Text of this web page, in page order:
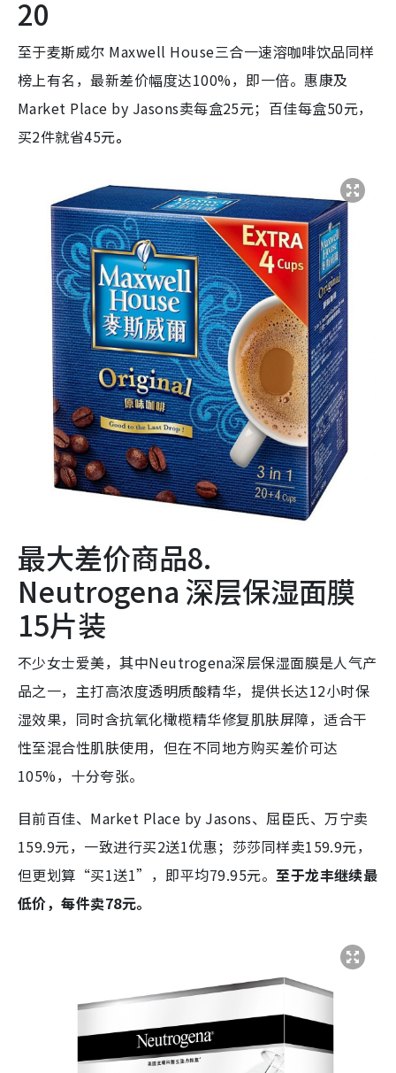
20
至于麦斯威尔 Maxwell House三合一速溶咖啡饮品同样
榜上有名，最新差价幅度达100%，即一倍。惠康及
Market Place by Jasons卖每盒25元；百佳每盒50元，
买2件就省45元。
最大差价商品8.
Neutrogena 深层保湿面膜
15片装
不少女士爱美，其中Neutrogena深层保湿面膜是人气产
品之一，主打高浓度透明质酸精华，提供长达12小时保
湿效果，同时含抗氧化橄榄精华修复肌肤屏障，适合干
性至混合性肌肤使用，但在不同地方购买差价可达
105%，十分夸张。
目前百佳、Market Place by Jasons、屈臣氏、万宁卖
159.9元，一致进行买2送1优惠；莎莎同样卖159.9元，
但更划算“买1送1”，即平均79.95元。 至于龙丰继续最
低价，每件卖78元。